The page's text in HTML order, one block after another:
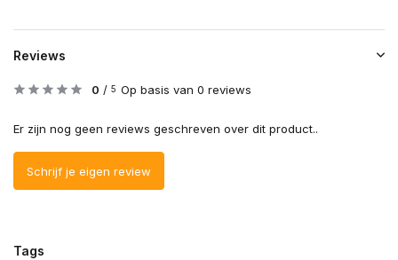
Reviews
0 / 5 Op basis van 0 reviews
Er zijn nog geen reviews geschreven over dit product..
Schrijf je eigen review
Tags